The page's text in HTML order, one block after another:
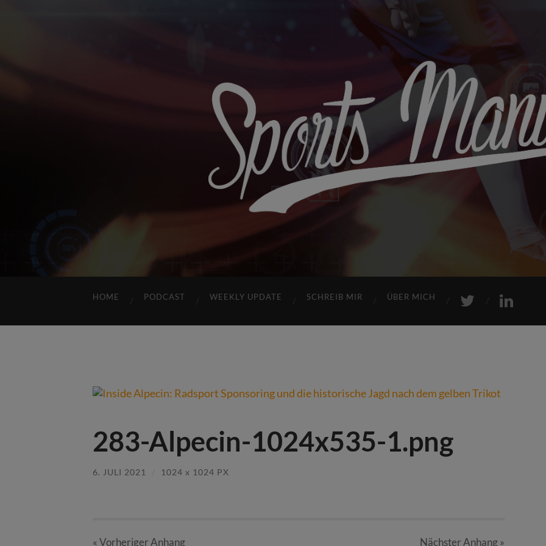
HOME PODCAST WEEKLY UPDATE SCHREIB MIR ÜBER MICH
283-Alpecin-1024x535-1.png
6. JULI 2021 1024 x 1024 PX
« VorherigerAnhang NächsterAnhang»